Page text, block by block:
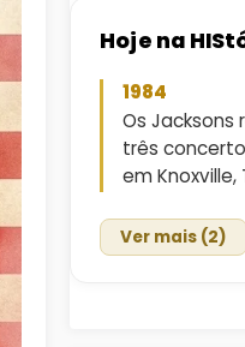
Hoje na
1984
Os Jacksons
três
em Knoxville,
Ver mais (2)